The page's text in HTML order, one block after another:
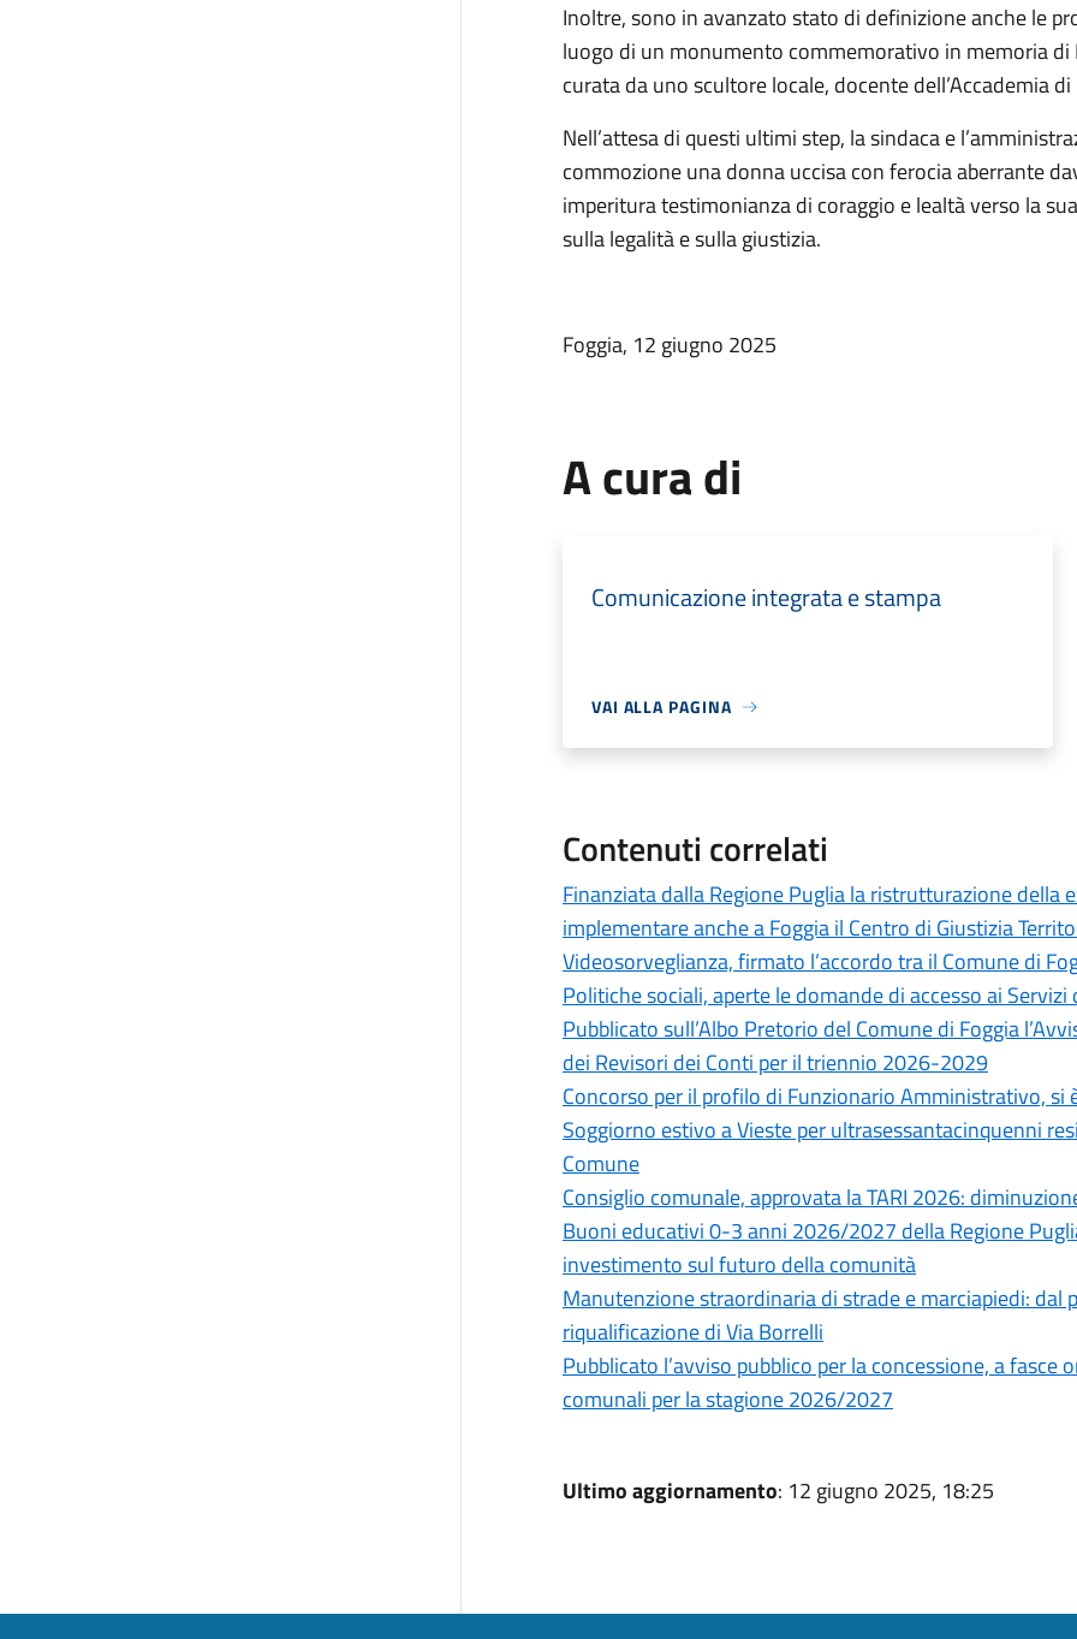
Inoltre, sono in avanzato stato di definizione anche le
luogo di un monumento commemorativo in memoria di
curata da uno scultore locale, docente dell’Accademia
Nell’attesa di questi ultimi step, la sindaca e
commozione una donna uccisa con ferocia aberrante
imperitura testimonianza di coraggio e lealtà verso la
sulla legalità e sulla giustizia.
Foggia, 12 giugno 2025
A cura di
Comunicazione integrata e stampa
VAI ALLA PAGINA
Contenuti correlati
Finanziata dalla Regione Puglia la ristrutturazione della
implementare anche a Foggia il Centro di Giustizia
Videosorveglianza, firmato l’accordo tra il Comune di
Politiche sociali, aperte le domande di accesso ai Servizi
Pubblicato sull’Albo Pretorio del Comune di Foggia
dei Revisori dei Conti per il triennio 2026-2029
Concorso per il profilo di Funzionario Amministrativo,
Soggiorno estivo a Vieste per ultrasessantacinquenni
Comune
Consiglio comunale, approvata la TARI 2026:
Buoni educativi 0-3 anni 2026/2027 della Regione
investimento sul futuro della comunità
Manutenzione straordinaria di strade e marciapiedi: dal
riqualificazione di Via Borrelli
Pubblicato l’avviso pubblico per la concessione, a
comunali per la stagione 2026/2027
Ultimo aggiornamento: 12 giugno 2025, 18:25